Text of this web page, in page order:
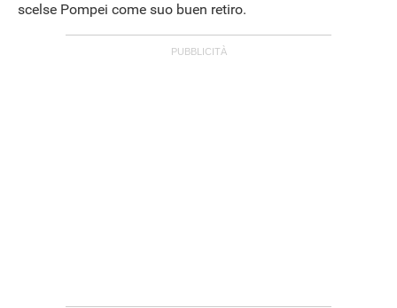
scelse Pompei come suo buen retiro.